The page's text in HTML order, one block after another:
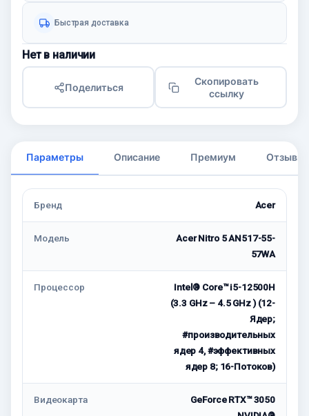
Быстрая доставка
Нет в наличии
Поделиться
Скопировать
ссылку
Параметры Описание Премиум Отзывы
Бренд Acer
Модель
Acer Nitro 5 AN517-55-
57WA
Процессор
Intel® Core™ i5-12500H
(3.3 GHz – 4.5 GHz ) (12-
Ядeр;
#производительных
ядер 4, #эффективных
ядер 8; 16-Потоков)
Видеокарта
GeForce RTX™ 3050